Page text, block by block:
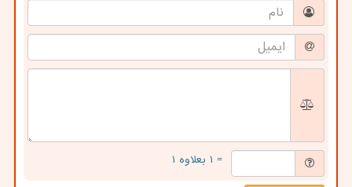
= ۱ بعلاوه ۱